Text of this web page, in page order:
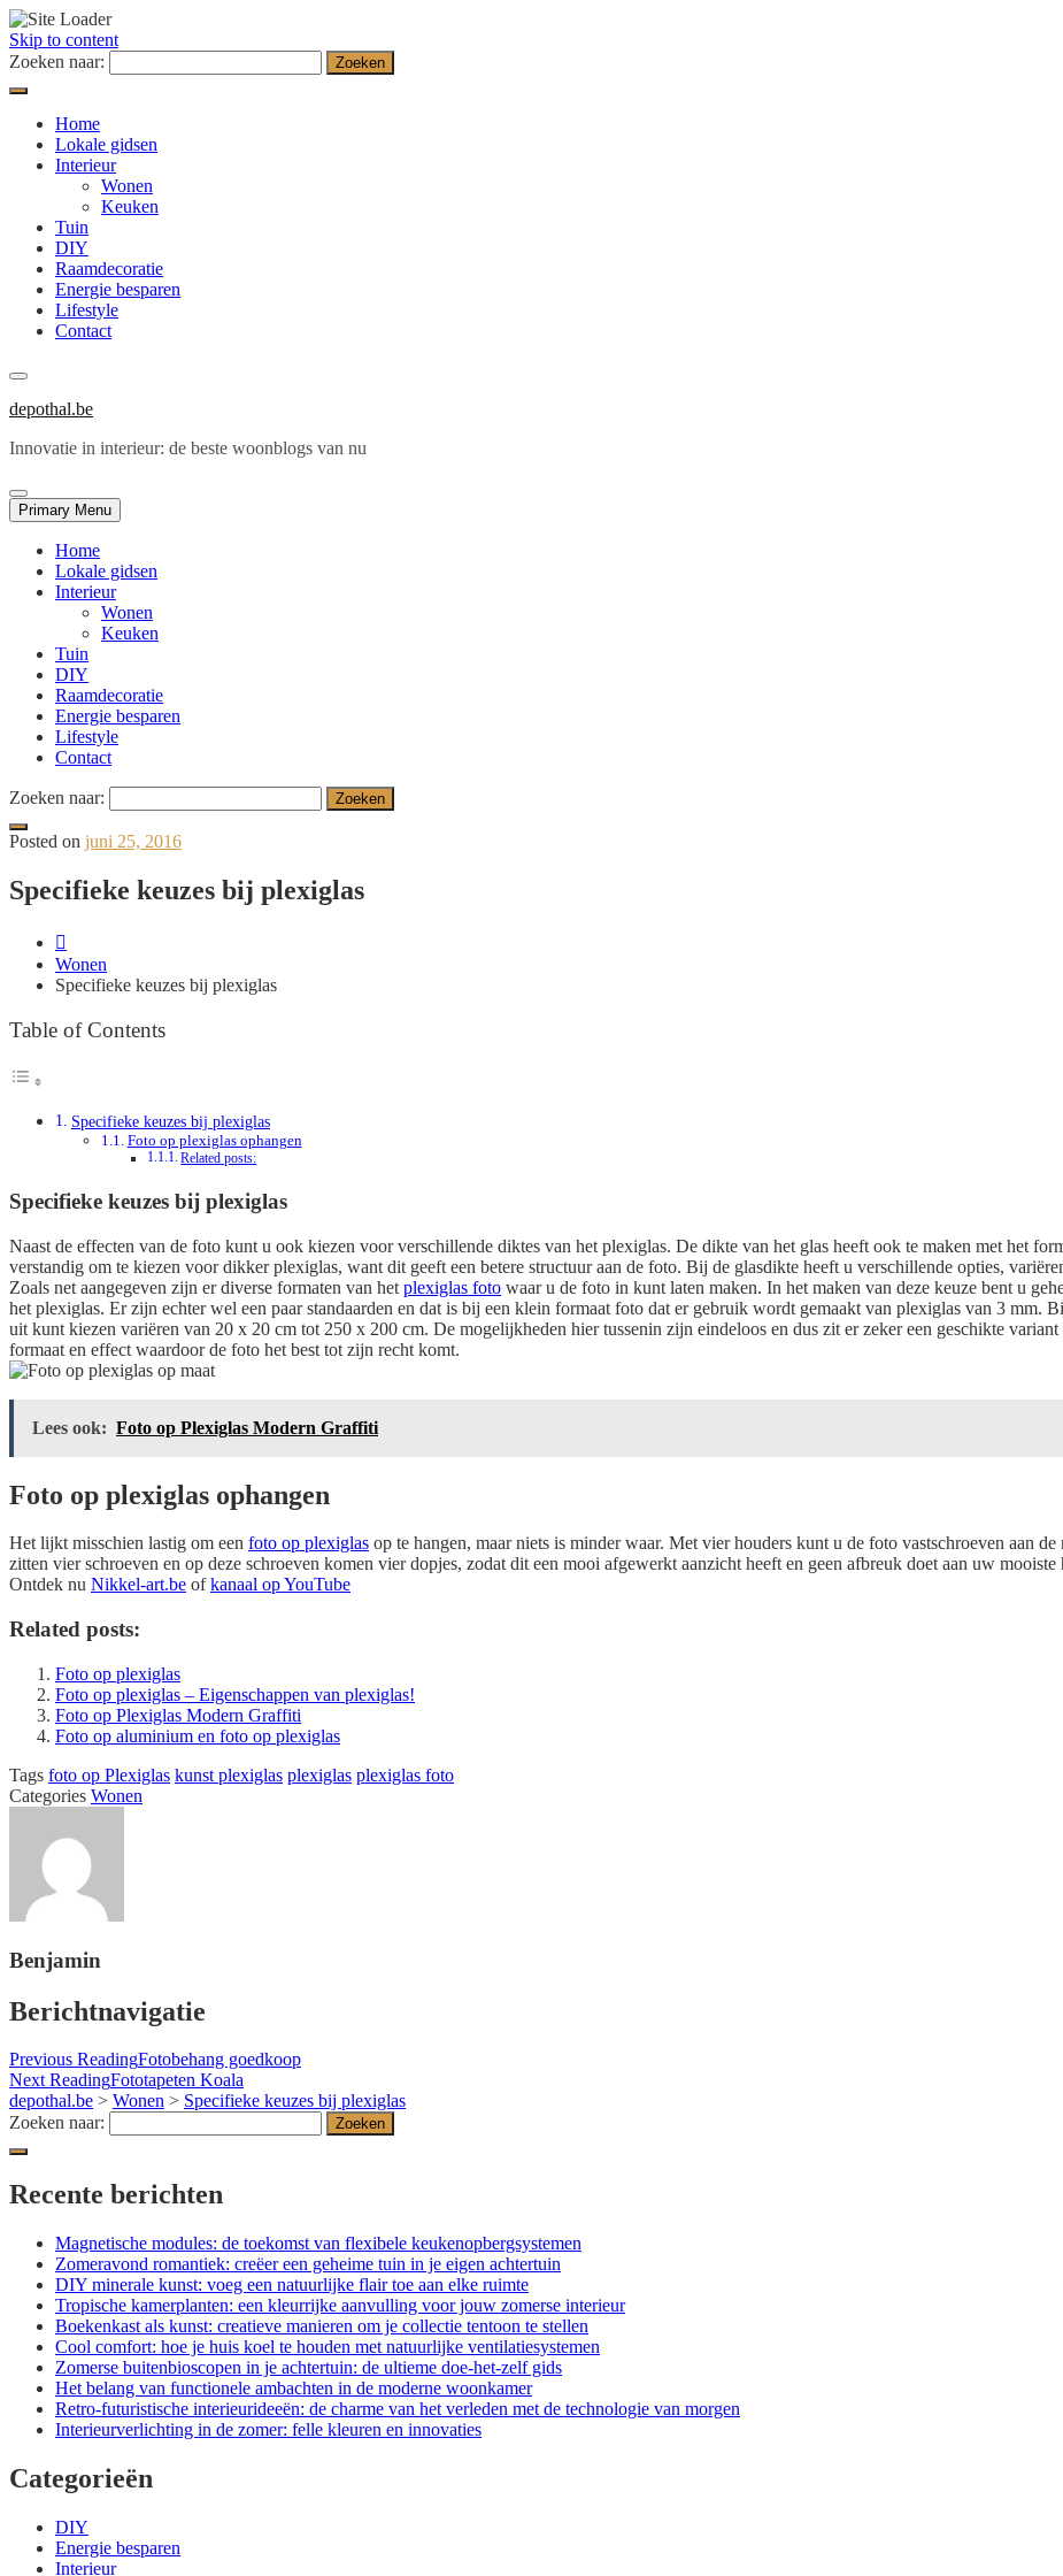
Skip to content
Zoeken naar:
Home
Lokale gidsen
Interieur
Wonen
Keuken
Tuin
DIY
Raamdecoratie
Energie besparen
Lifestyle
Contact
depothal.be
Innovatie in interieur: de beste woonblogs van nu
Primary Menu
Home
Lokale gidsen
Interieur
Wonen
Keuken
Tuin
DIY
Raamdecoratie
Energie besparen
Lifestyle
Contact
Zoeken naar:
Posted on juni 25, 2016
Specifieke keuzes bij plexiglas
Wonen
Specifieke keuzes bij plexiglas
Table of Contents
Specifieke keuzes bij plexiglas
Foto op plexiglas ophangen
Related posts:
Specifieke keuzes bij plexiglas
Naast de effecten van de foto kunt u ook kiezen voor verschillende diktes van het plexiglas. De dikte van het glas heeft ook te maken met het
verstandig om te kiezen voor dikker plexiglas, want dit geeft een betere structuur aan de foto. Bij de glasdikte heeft u verschillende opties,
Zoals net aangegeven zijn er diverse formaten van het plexiglas foto waar u de foto in kunt laten maken. In het maken van deze keuze bent u
het plexiglas. Er zijn echter wel een paar standaarden en dat is bij een klein formaat foto dat er gebruik wordt gemaakt van plexiglas van 3 mm.
uit kunt kiezen variëren van 20 x 20 cm tot 250 x 200 cm. De mogelijkheden hier tussenin zijn eindeloos en dus zit er zeker een geschikte
formaat en effect waardoor de foto het best tot zijn recht komt.
Lees ook: Foto op Plexiglas Modern Graffiti
Foto op plexiglas ophangen
Het lijkt misschien lastig om een foto op plexiglas op te hangen, maar niets is minder waar. Met vier houders kunt u de foto vastschroeven aan
zitten vier schroeven en op deze schroeven komen vier dopjes, zodat dit een mooi afgewerkt aanzicht heeft en geen afbreuk doet aan uw mooiste
Ontdek nu Nikkel-art.be ofkanaal op YouTube
Related posts:
Foto op plexiglas
Foto op plexiglas – Eigenschappen van plexiglas!
Foto op Plexiglas Modern Graffiti
Foto op aluminium en foto op plexiglas
Tags foto op Plexiglas kunst plexiglas plexiglas plexiglas foto
Categories Wonen
Benjamin
Berichtnavigatie
Previous ReadingFotobehang goedkoop
Next ReadingFototapeten Koala
depothal.be > Wonen > Specifieke keuzes bij plexiglas
Zoeken naar:
Recente berichten
Magnetische modules: de toekomst van flexibele keukenopbergsystemen
Zomeravond romantiek: creëer een geheime tuin in je eigen achtertuin
DIY minerale kunst: voeg een natuurlijke flair toe aan elke ruimte
Tropische kamerplanten: een kleurrijke aanvulling voor jouw zomerse interieur
Boekenkast als kunst: creatieve manieren om je collectie tentoon te stellen
Cool comfort: hoe je huis koel te houden met natuurlijke ventilatiesystemen
Zomerse buitenbioscopen in je achtertuin: de ultieme doe-het-zelf gids
Het belang van functionele ambachten in de moderne woonkamer
Retro-futuristische interieurideeën: de charme van het verleden met de technologie van morgen
Interieurverlichting in de zomer: felle kleuren en innovaties
Categorieën
DIY
Energie besparen
Interieur